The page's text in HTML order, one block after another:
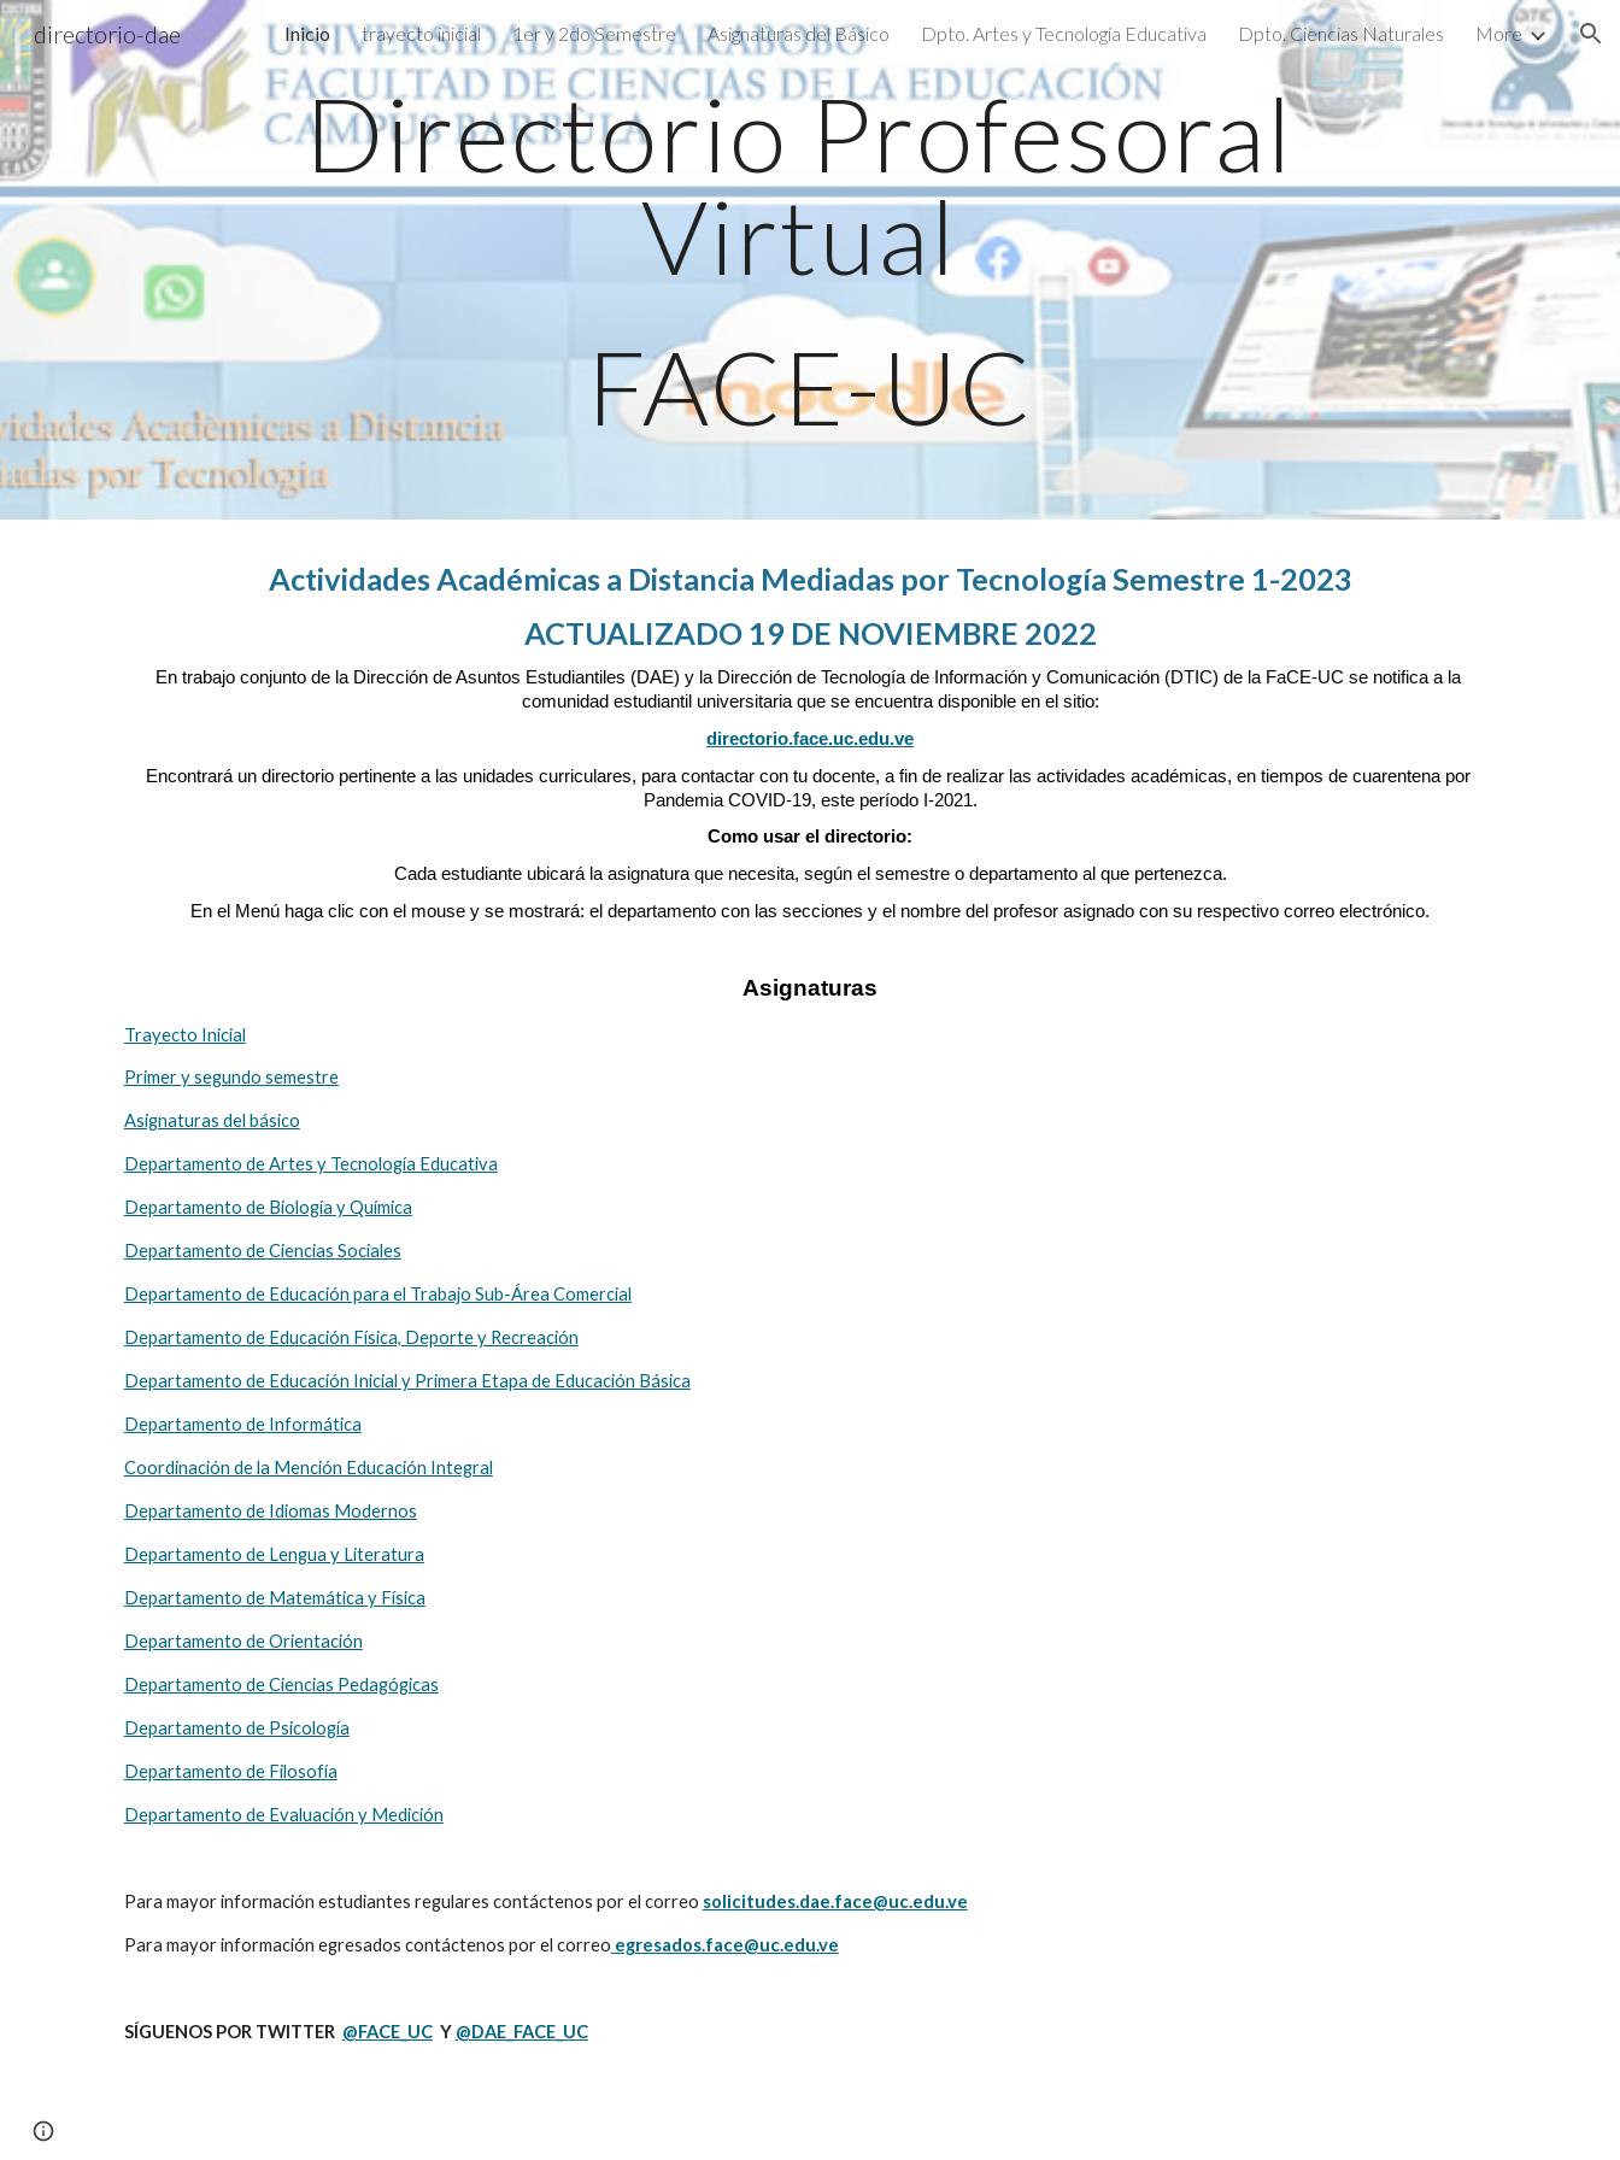
Skip to main content Skip to navigation
directorio-dae Inicio trayecto inicial 1er y 2do Semestre Asignaturas del Básico Dpto. Artes y Tecnología Educativa Dpto. Ciencias Naturales More
Directorio Profesoral
Virtual
FACE-UC
Actividades Académicas a Distancia Mediadas por Tecnología Semestre 1-2023
ACTUALIZADO 19 DE NOVIEMBRE 2022
En trabajo conjunto de la Dirección de Asuntos Estudiantiles (DAE) y la Dirección de Tecnología de Información y Comunicación (DTIC) de la FaCE-UC se notifica a la
comunidad estudiantil universitaria que se encuentra disponible en el sitio:
directorio.face.uc.edu.ve
Encontrará un directorio pertinente a las unidades curriculares, para contactar con tu docente, a fin de realizar las actividades académicas, en tiempos de cuarentena por
Pandemia COVID-19, este período I-2021.
Como usar el directorio:
Cada estudiante ubicará la asignatura que necesita, según el semestre o departamento al que pertenezca.
En el Menú haga clic con el mouse y se mostrará: el departamento con las secciones y el nombre del profesor asignado con su respectivo correo electrónico.
Asignaturas
Trayecto Inicial
Primer y segundo semestre
Asignaturas del básico
Departamento de Artes y Tecnología Educativa
Departamento de Biología y Química
Departamento de Ciencias Sociales
Departamento de Educación para el Trabajo Sub-Área Comercial
Departamento de Educación Física, Deporte y Recreación
Departamento de Educación Inicial y Primera Etapa de Educación Básica
Departamento de Informática
Coordinación de la Mención Educación Integral
Departamento de Idiomas Modernos
Departamento de Lengua y Literatura
Departamento de Matemática y Física
Departamento de Orientación
Departamento de Ciencias Pedagógicas
Departamento de Psicología
Departamento de Filosofía
Departamento de Evaluación y Medición
Para mayor información estudiantes regulares contáctenos por el correo solicitudes.dae.face@uc.edu.ve
Para mayor información egresados contáctenos por el correo egresados.face@uc.edu.ve
SÍGUENOS POR TWITTER @FACE_UC
  Y
@DAE_FACE_UC